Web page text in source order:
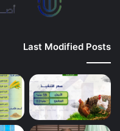
Last Modified Posts